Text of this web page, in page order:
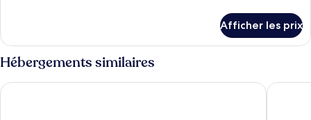
chambre :
Superior
Double
Superior
Double
Afficher les prix
Hébergements similaires
Premier Inn London Paddington - Paddington StationSt.